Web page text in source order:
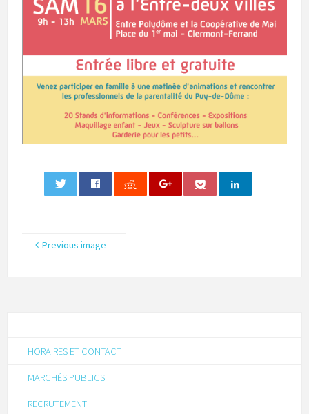
Previous image
HORAIRES ET CONTACT
MARCHÉS PUBLICS
RECRUTEMENT